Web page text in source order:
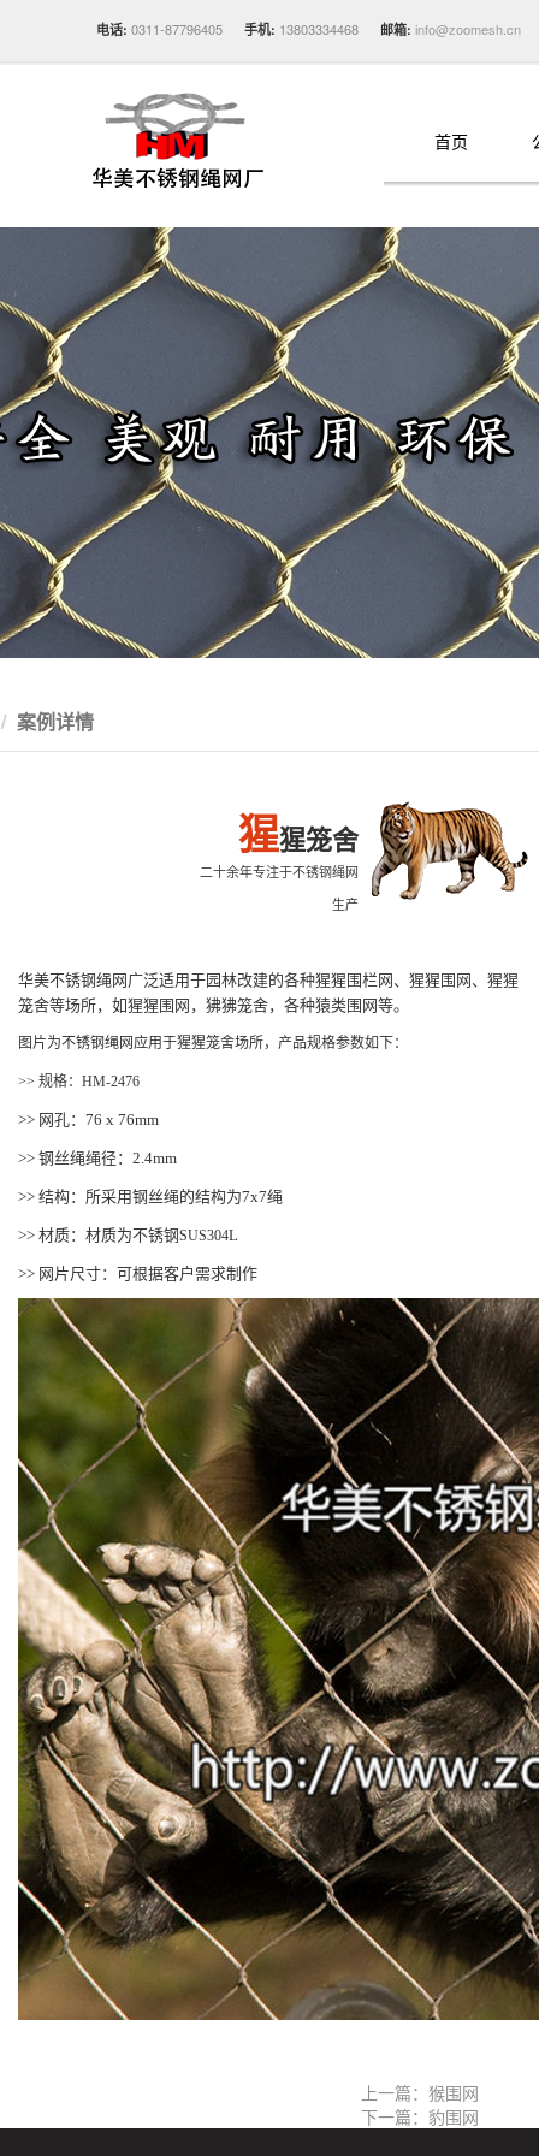
电话: 0311-87796405 手机: 13803334468 邮箱: info@zoomesh.cn
首页
案例详情
猩猩笼舍
二十余年专注于不锈钢绳网
生产
华美不锈钢绳网广泛适用于园林改建的各种猩猩围栏网、猩猩围网、猩猩
笼舍等场所，如猩猩围网，狒狒笼舍，各种猿类围网等。
图片为不锈钢绳网应用于猩猩笼舍场所，产品规格参数如下：
>> 规格：HM-2476
>> 网孔：76 x 76mm
>> 钢丝绳绳径：2.4mm
>> 结构：所采用钢丝绳的结构为7x7绳
>> 材质：材质为不锈钢SUS304L
>> 网片尺寸：可根据客户需求制作
上一篇：猴围网
下一篇：豹围网